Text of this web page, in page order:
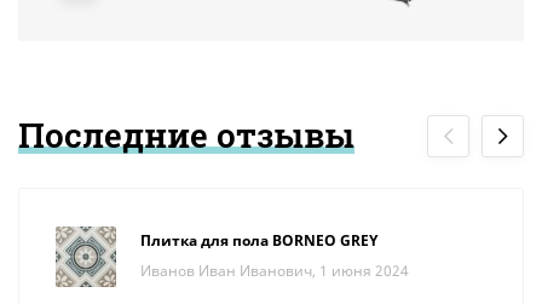
Последние отзывы
Плитка для пола BORNEO GREY
Иванов Иван Иванович, 1 июня 2024